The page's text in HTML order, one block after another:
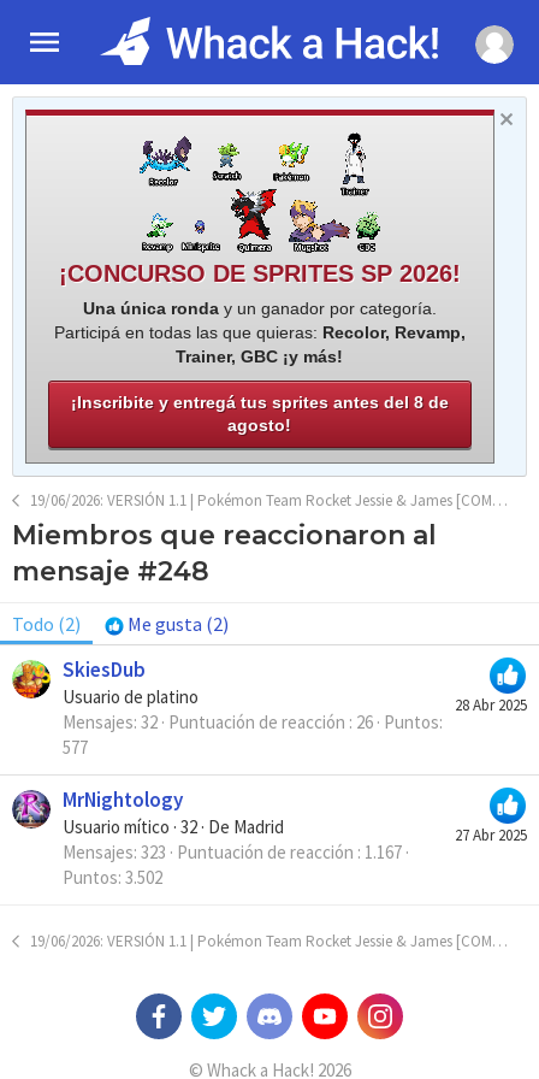
¡CONCURSO DE SPRITES SP 2026!
Una única ronday un ganador por categoría.
Participá en todas las que quieras: Recolor, Revamp,
Trainer, GBC ¡y más!
¡Inscribite y entregá tus sprites antes del 8 de
agosto!
19/06/2026: VERSIÓN 1.1 | Pokémon Team Rocket Jessie & James [COMPLETO]
Miembros que reaccionaron al
mensaje #248
Todo (2) Me gusta (2)
28 Abr 2025
SkiesDub
Usuario de platino
Mensajes 32 Puntuación de reacción 26 Puntos
577
27 Abr 2025
MrNightology
Usuario mítico · 32 · De Madrid
Mensajes 323 Puntuación de reacción 1.167
Puntos 3.502
19/06/2026: VERSIÓN 1.1 | Pokémon Team Rocket Jessie & James [COMPLETO]
© Whack a Hack! 2026